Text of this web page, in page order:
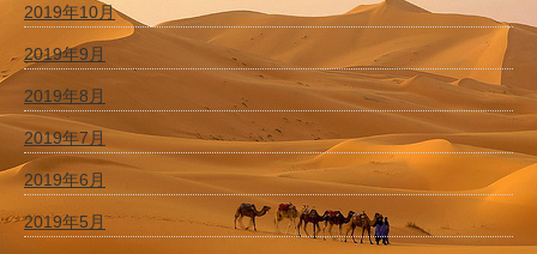
2019年10月
2019年9月
2019年8月
2019年7月
2019年6月
2019年5月